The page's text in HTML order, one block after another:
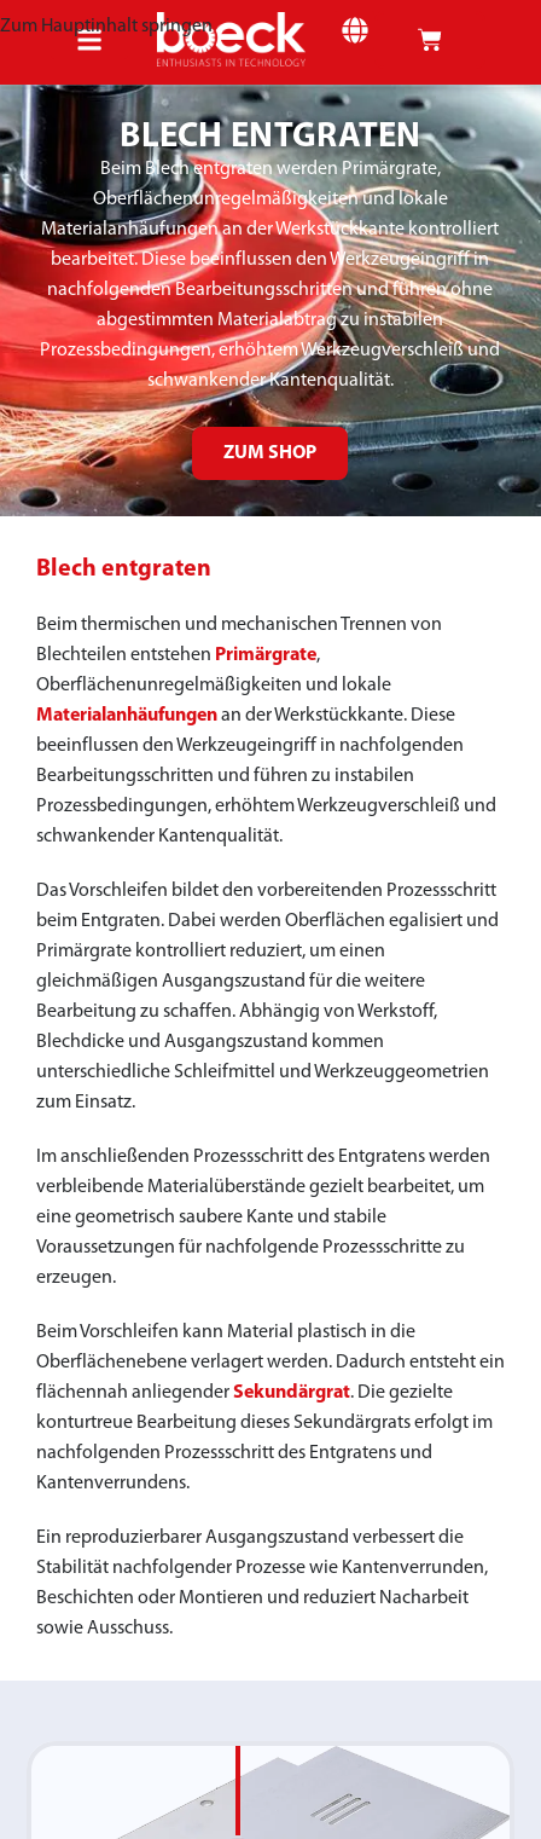
Zum Hauptinhalt springen
BLECH ENTGRATEN
Beim Blech entgraten werden Primärgrate,
Oberflächenunregelmäßigkeiten und lokale
Materialanhäufungen an der Werkstückkante kontrolliert
bearbeitet. Diese beeinflussen den Werkzeugeingriff in
nachfolgenden Bearbeitungsschritten und führen ohne
abgestimmten Materialabtrag zu instabilen
Prozessbedingungen, erhöhtem Werkzeugverschleiß und
schwankender Kantenqualität.
ZUM SHOP
Blech entgraten
Beim thermischen und mechanischen Trennen von
Blechteilen entstehen Primärgrate,
Oberflächenunregelmäßigkeiten und lokale
Materialanhäufungenan der Werkstückkante. Diese
beeinflussen den Werkzeugeingriff in nachfolgenden
Bearbeitungsschritten und führen zu instabilen
Prozessbedingungen, erhöhtem Werkzeugverschleiß und
schwankender Kantenqualität.
Das Vorschleifen bildet den vorbereitenden Prozessschritt
beim Entgraten. Dabei werden Oberflächen egalisiert und
Primärgrate kontrolliert reduziert, um einen
gleichmäßigen Ausgangszustand für die weitere
Bearbeitung zu schaffen. Abhängig von Werkstoff,
Blechdicke und Ausgangszustand kommen
unterschiedliche Schleifmittel und Werkzeuggeometrien
zum Einsatz.
Im anschließenden Prozessschritt des Entgratens werden
verbleibende Materialüberstände gezielt bearbeitet, um
eine geometrisch saubere Kante und stabile
Voraussetzungen für nachfolgende Prozessschritte zu
erzeugen.
Beim Vorschleifen kann Material plastisch in die
Oberflächenebene verlagert werden. Dadurch entsteht ein
flächennah anliegenderSekundärgrat. Die gezielte
konturtreue Bearbeitung dieses Sekundärgrats erfolgt im
nachfolgenden Prozessschritt des Entgratens und
Kantenverrundens.
Ein reproduzierbarer Ausgangszustand verbessert die
Stabilität nachfolgender Prozesse wie Kantenverrunden,
Beschichten oder Montieren und reduziert Nacharbeit
sowie Ausschuss.